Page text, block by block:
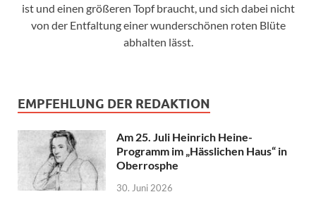
ist und einen größeren Topf braucht, und sich dabei nicht
von der Entfaltung einer wunderschönen roten Blüte
abhalten lässt.
EMPFEHLUNG DER REDAKTION
Am 25. Juli Heinrich Heine-
Programm im „Hässlichen Haus“ in
Oberrosphe
30. Juni 2026